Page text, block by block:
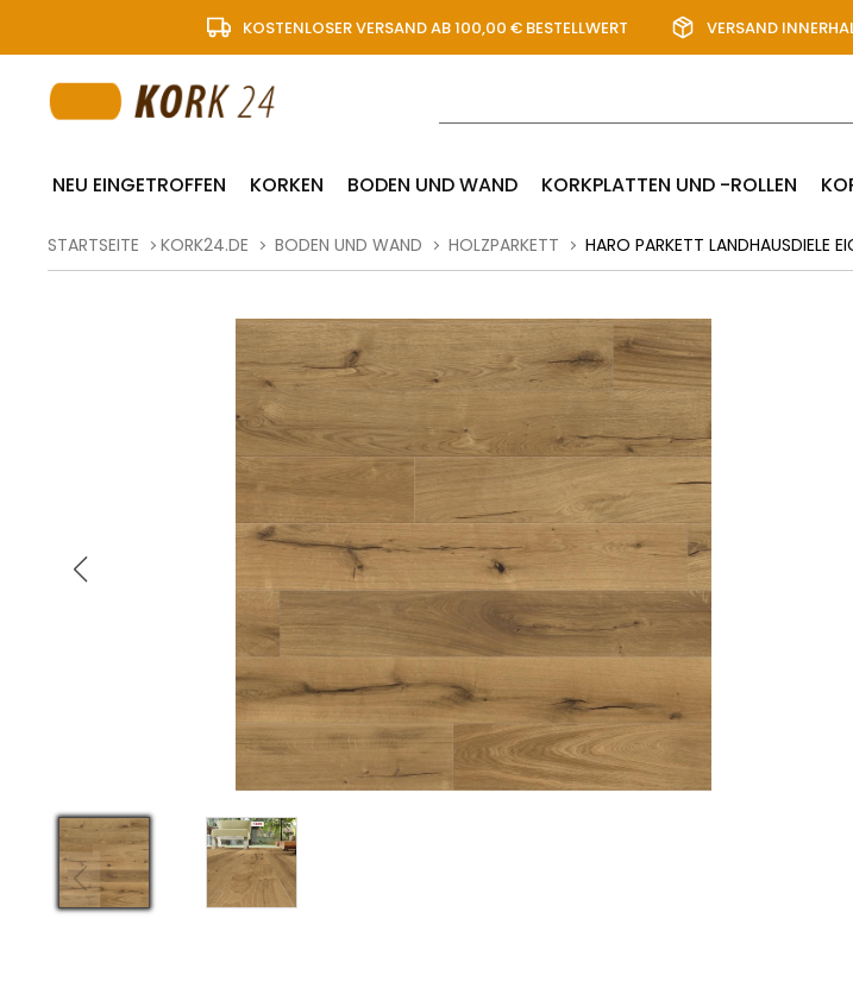
KOSTENLOSER VERSAND AB 100,00 € BESTELLWERT VERSAND
NEU EINGETROFFEN KORKEN BODEN UND WAND KORKPLATTEN UND -ROLLEN
STARTSEITE KORK24.DE BODEN UND WAND HOLZPARKETT HARO PARKETT LANDHAUSDIELE